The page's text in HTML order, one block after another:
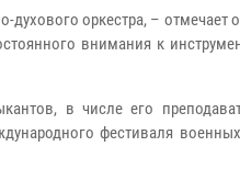
оркестра, – отмечает
внимания к
в числе его
фестиваля